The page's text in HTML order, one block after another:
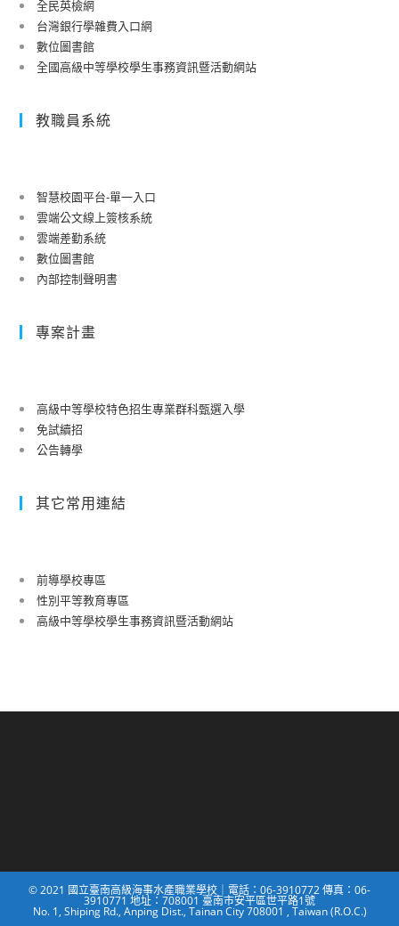
全民英檢網
台灣銀行學雜費入口網
數位圖書館
全國高級中等學校學生事務資訊暨活動網站
教職員系統
智慧校園平台-單一入口
雲端公文線上簽核系統
雲端差勤系統
數位圖書館
內部控制聲明書
專案計畫
高級中等學校特色招生專業群科甄選入學
免試續招
公告轉學
其它常用連結
前導學校專區
性別平等教育專區
高級中等學校學生事務資訊暨活動網站
© 2021 國立臺南高級海事水產職業學校｜電話：06-3910772 傳真：06-
3910771 地址：708001 臺南市安平區世平路1號
No. 1, Shiping Rd., Anping Dist., Tainan City 708001 , Taiwan (R.O.C.)